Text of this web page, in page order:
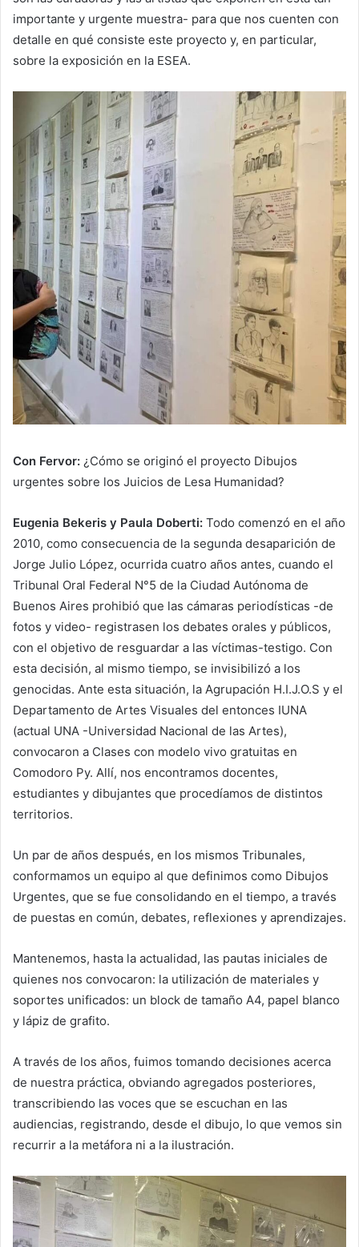
importante y urgente muestra- para que nos cuenten con
detalle en qué consiste este proyecto y, en particular,
sobre la exposición en la ESEA.
Con Fervor: ¿Cómo se originó el proyecto Dibujos
urgentes sobre los Juicios de Lesa Humanidad?
Eugenia Bekeris y Paula Doberti: Todo comenzó en el año
2010, como consecuencia de la segunda desaparición de
Jorge Julio López, ocurrida cuatro años antes, cuando el
Tribunal Oral Federal N°5 de la Ciudad Autónoma de
Buenos Aires prohibió que las cámaras periodísticas -de
fotos y video- registrasen los debates orales y públicos,
con el objetivo de resguardar a las víctimas-testigo. Con
esta decisión, al mismo tiempo, se invisibilizó a los
genocidas. Ante esta situación, la Agrupación H.I.J.O.S y el
Departamento de Artes Visuales del entonces IUNA
(actual UNA -Universidad Nacional de las Artes),
convocaron a Clases con modelo vivo gratuitas en
Comodoro Py. Allí, nos encontramos docentes,
estudiantes y dibujantes que procedíamos de distintos
territorios.
Un par de años después, en los mismos Tribunales,
conformamos un equipo al que definimos como Dibujos
Urgentes, que se fue consolidando en el tiempo, a través
de puestas en común, debates, reflexiones y aprendizajes.
Mantenemos, hasta la actualidad, las pautas iniciales de
quienes nos convocaron: la utilización de materiales y
soportes unificados: un block de tamaño A4, papel blanco
y lápiz de grafito.
A través de los años, fuimos tomando decisiones acerca
de nuestra práctica, obviando agregados posteriores,
transcribiendo las voces que se escuchan en las
audiencias, registrando, desde el dibujo, lo que vemos sin
recurrir a la metáfora ni a la ilustración.